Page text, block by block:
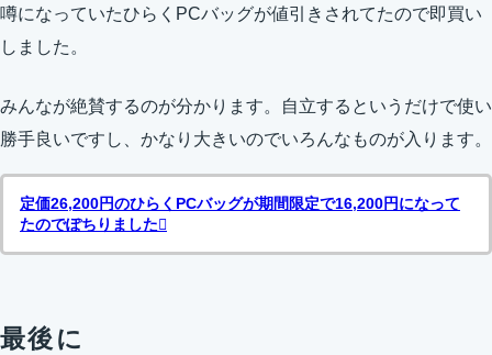
噂になっていたひらくPCバッグが値引きされてたので即買い
しました。
みんなが絶賛するのが分かります。自立するというだけで使い
勝手良いですし、かなり大きいのでいろんなものが入ります。
定価26,200円のひらくPCバッグが期間限定で16,200円になって
たのでぽちりました
最後に